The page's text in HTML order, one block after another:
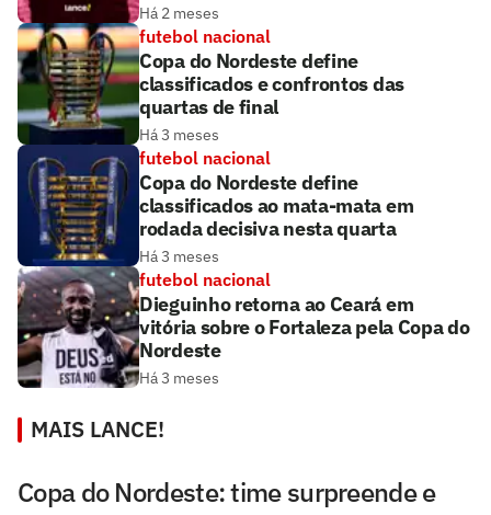
Há 2 meses
futebol nacional
Copa do Nordeste define
classificados e confrontos das
quartas de final
Há 3 meses
futebol nacional
Copa do Nordeste define
classificados ao mata-mata em
rodada decisiva nesta quarta
Há 3 meses
futebol nacional
Dieguinho retorna ao Ceará em
vitória sobre o Fortaleza pela Copa do
Nordeste
Há 3 meses
MAIS LANCE!
Copa do Nordeste: time surpreende e